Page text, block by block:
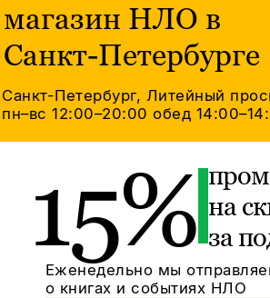
магазин НЛО в
Санкт-Петербурге
Санкт-Петербург, Литейный
пн–вс 12:00–20:00обед
15% на
за
Еженедельно мы
о книгах и событиях НЛО